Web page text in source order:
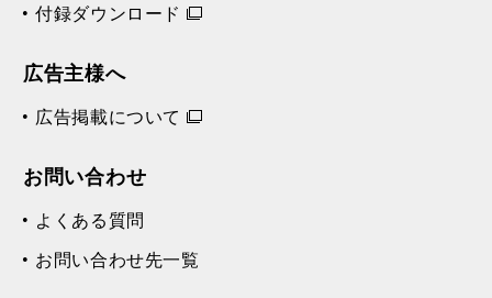
付録ダウンロード
広告主様へ
広告掲載について
お問い合わせ
よくある質問
お問い合わせ先一覧